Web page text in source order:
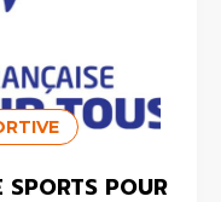
SPORTS POUR